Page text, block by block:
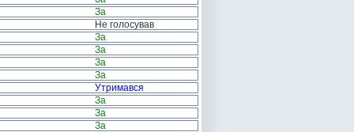
За
Не голосував
За
За
За
За
Утримався
За
За
За